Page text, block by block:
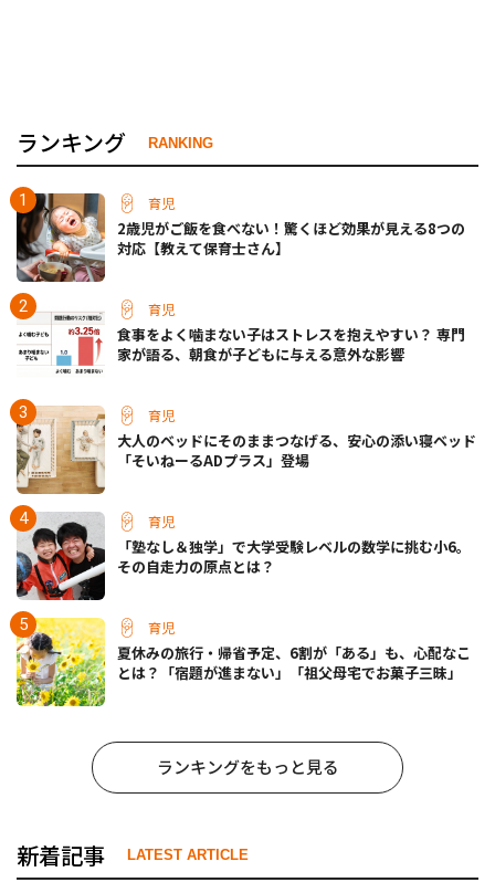
ランキング RANKING
育児
2歳児がご飯を食べない！驚くほど効果が見える8つの
対応【教えて保育士さん】
育児
食事をよく噛まない子はストレスを抱えやすい？ 専門
家が語る、朝食が子どもに与える意外な影響
育児
大人のベッドにそのままつなげる、安心の添い寝ベッド
「そいねーるADプラス」登場
育児
「塾なし＆独学」で大学受験レベルの数学に挑む小6。
その自走力の原点とは？
育児
夏休みの旅行・帰省予定、6割が「ある」も、心配なこ
とは？「宿題が進まない」「祖父母宅でお菓子三昧」
ランキングをもっと見る
新着記事 LATEST ARTICLE